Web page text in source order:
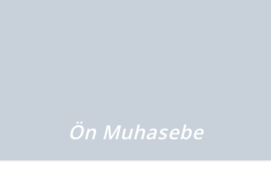
Ön Muhasebe